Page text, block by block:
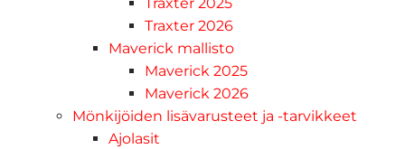
Traxter 2026
Maverick mallisto
Maverick 2025
Maverick 2026
Mönkijöiden lisävarusteet ja -tarvikkeet
Ajolasit